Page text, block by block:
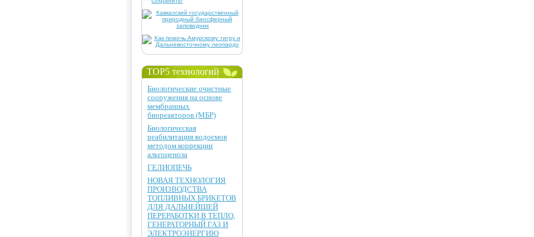
TOP5 технологий
Биологические очистные
сооружения на основе
мембранных
биореакторов (МБР)
Биологическая
реабилитация водоемов
методом коррекции
альгоценоза
ГЕЛИОПЕЧЬ
НОВАЯ ТЕХНОЛОГИЯ
ПРОИЗВОДСТВА
ТОПЛИВНЫХ БРИКЕТОВ
ДЛЯ ДАЛЬНЕЙШЕЙ
ПЕРЕРАБОТКИ В ТЕПЛО,
ГЕНЕРАТОРНЫЙ ГАЗ И
ЭЛЕКТРОЭНЕРГИЮ